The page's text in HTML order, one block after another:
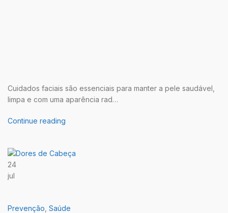
Cuidados faciais são essenciais para manter a pele saudável,
limpa e com uma aparência rad…
Continue reading
24
jul
Prevenção Saúde